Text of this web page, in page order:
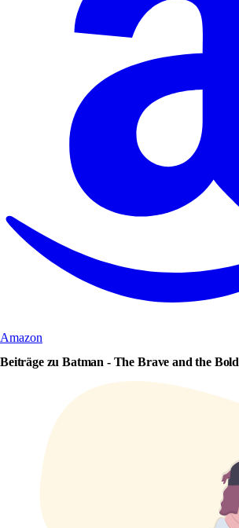
Amazon
Beiträge zu Batman - The Brave and the Bold